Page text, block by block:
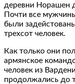
деревни Норашен
Почти все
были
трехсот человек.
Как только они
армянское
человек из
продолжались до